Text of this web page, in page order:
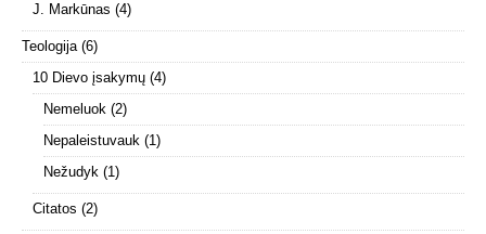
J. Markūnas (4)
Teologija(6)
10 Dievo įsakymų (4)
Nemeluok (2)
Nepaleistuvauk (1)
Nežudyk (1)
Citatos (2)